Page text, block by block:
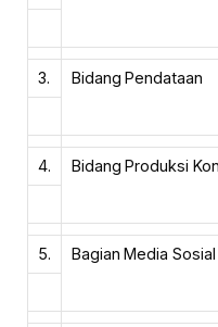
3. Bidang Pendataan
4. Bidang Produksi
5. Bagian Media Sosial